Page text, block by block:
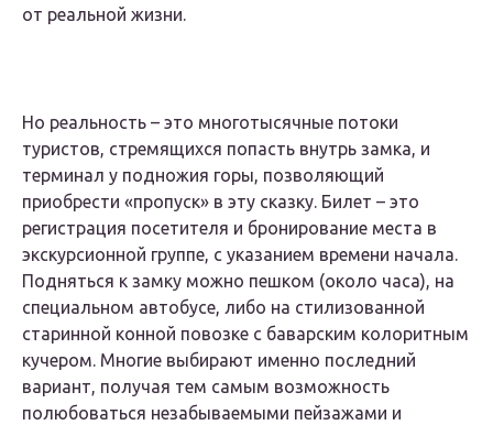
от реальной жизни.
Но реальность – это многотысячные потоки
туристов, стремящихся попасть внутрь замка, и
терминал у подножия горы, позволяющий
приобрести «пропуск» в эту сказку. Билет – это
регистрация посетителя и бронирование места в
экскурсионной группе, с указанием времени начала.
Подняться к замку можно пешком (около часа), на
специальном автобусе, либо на стилизованной
старинной конной повозке с баварским колоритным
кучером. Многие выбирают именно последний
вариант, получая тем самым возможность
полюбоваться незабываемыми пейзажами и